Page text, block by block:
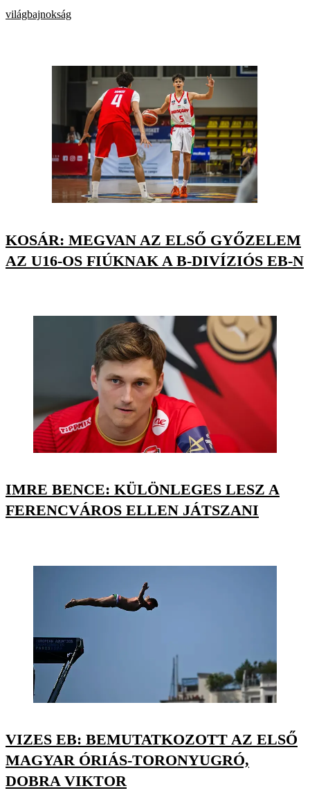
világbajnokság
KOSÁR: MEGVAN AZ ELSŐ GYŐZELEM
AZ U16-OS FIÚKNAK A B-DIVÍZIÓS EB-N
IMRE BENCE: KÜLÖNLEGES LESZ A
FERENCVÁROS ELLEN JÁTSZANI
VIZES EB: BEMUTATKOZOTT AZ ELSŐ
MAGYAR ÓRIÁS-TORONYUGRÓ,
DOBRA VIKTOR